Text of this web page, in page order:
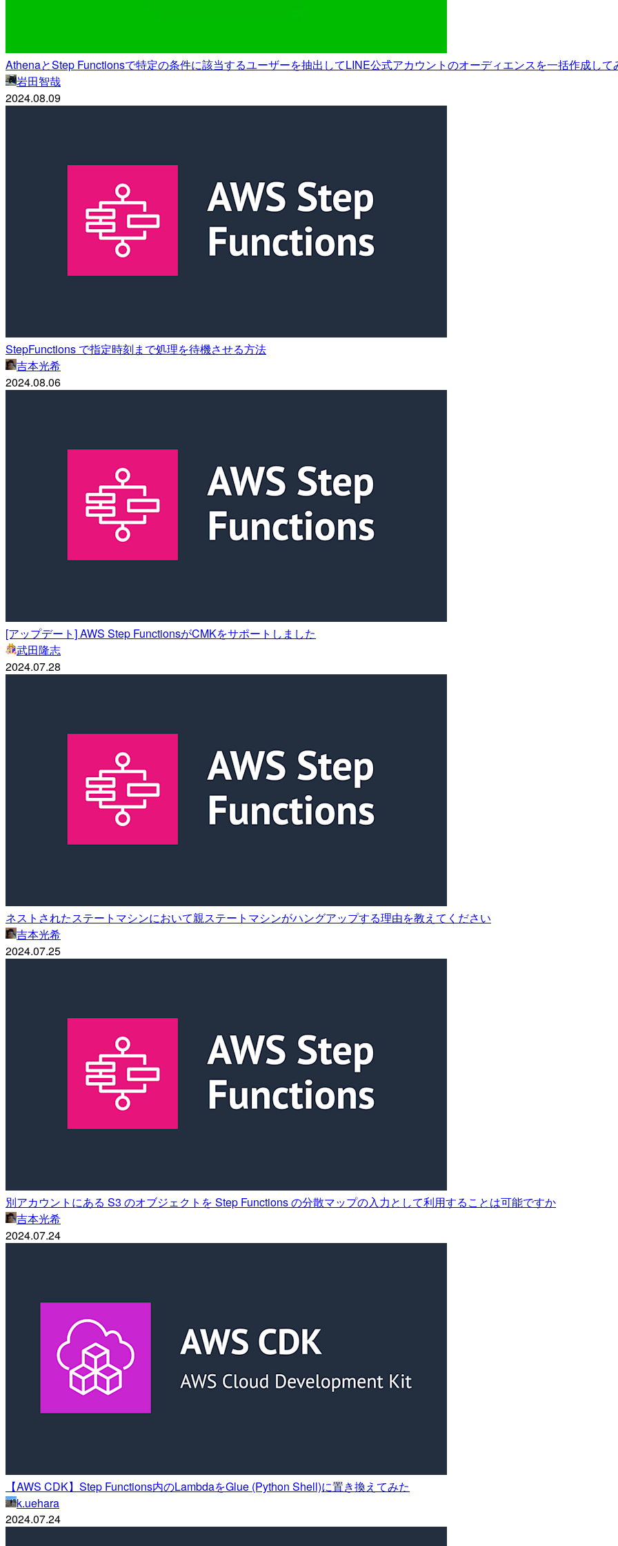
AthenaとStep Functionsで特定の条件に該当するユーザーを抽出してLINE公式アカウントのオーディエンスを一括作成して
岩田智哉
2024.08.09
StepFunctions で指定時刻まで処理を待機させる方法
吉本光希
2024.08.06
[アップデート] AWS Step FunctionsがCMKをサポートしました
武田隆志
2024.07.28
ネストされたステートマシンにおいて親ステートマシンがハングアップする理由を教えてください
吉本光希
2024.07.25
別アカウントにある S3 のオブジェクトを Step Functions の分散マップの入力として利用することは可能ですか
吉本光希
2024.07.24
【AWS CDK】Step Functions内のLambdaをGlue (Python Shell)に置き換えてみた
k.uehara
2024.07.24